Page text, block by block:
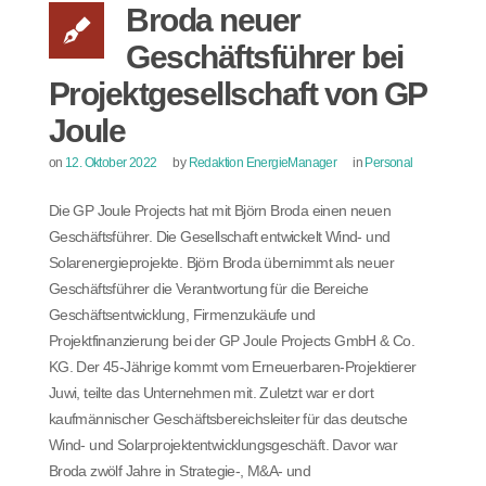
Broda neuer
Geschäftsführer bei
Projektgesellschaft von GP
Joule
on 12. Oktober 2022 by Redaktion EnergieManager in Personal
Die GP Joule Projects hat mit Björn Broda einen neuen
Geschäftsführer. Die Gesellschaft entwickelt Wind- und
Solarenergieprojekte. Björn Broda übernimmt als neuer
Geschäftsführer die Verantwortung für die Bereiche
Geschäftsentwicklung, Firmenzukäufe und
Projektfinanzierung bei der GP Joule Projects GmbH & Co.
KG. Der 45-Jährige kommt vom Erneuerbaren-Projektierer
Juwi, teilte das Unternehmen mit. Zuletzt war er dort
kaufmännischer Geschäftsbereichsleiter für das deutsche
Wind- und Solarprojektentwicklungsgeschäft. Davor war
Broda zwölf Jahre in Strategie-, M&A- und